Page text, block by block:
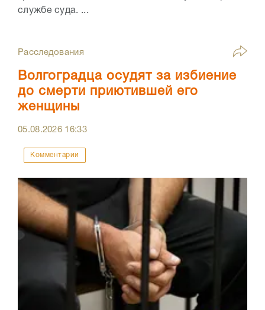
службе суда. ...
Расследования
Волгоградца осудят за избиение
до смерти приютившей его
женщины
05.08.2026 16:33
Комментарии